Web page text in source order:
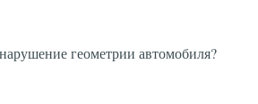
геометрии автомобиля?